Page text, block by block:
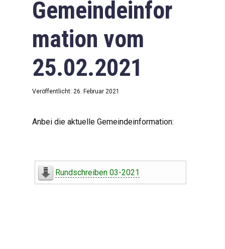
Downloads
Impressum
Datenschutzerklärung
Gemeindeinfor
mation vom
25.02.2021
Veröffentlicht: 26. Februar 2021
Anbei die aktuelle Gemeindeinformation:
Rundschreiben 03-2021